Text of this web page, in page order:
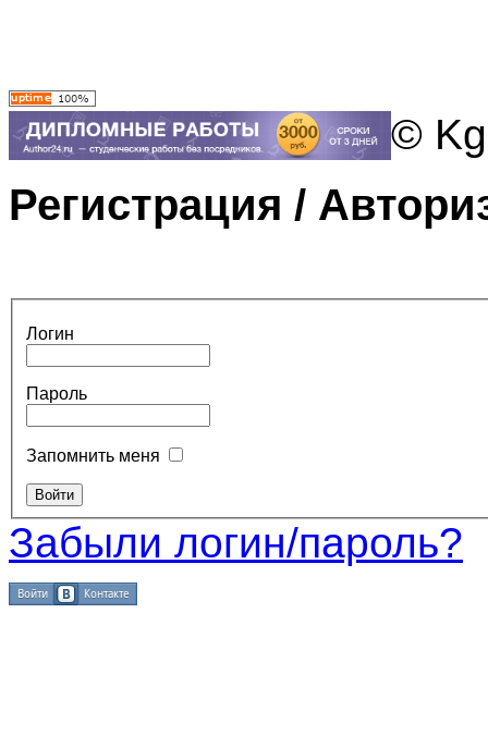
©
Регистрация /
Логин
Пароль
Запомнить меня
Забыли логин/пароль?